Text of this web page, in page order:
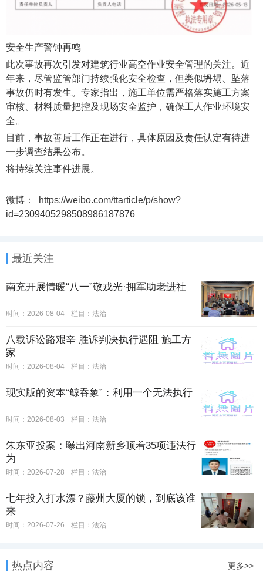
安全生产警钟再鸣
此次事故再次引发对建筑行业高空作业安全管理的关注。近
年来，尽管监管部门持续强化安全检查，但类似坍塌、坠落
事故仍时有发生。专家指出，施工单位需严格落实施工方案
审核、材料质量把控及现场安全监护，确保工人作业环境安
全。
目前，事故善后工作正在进行，具体原因及责任认定有待进
一步调查结果公布。
将持续关注事件进展。
微博： https://weibo.com/ttarticle/p/show?
id=2309405298508986187876
最近关注
南充开展情暖“八一”敬戎光·拥军助老进社
时间：2026-08-04 栏目： 法治
八载诉讼路艰辛 胜诉判决执行遇阻 施工方
家
时间：2026-08-04 栏目： 法治
现实版的资本“鲸吞象”：利用一个无法执行
时间：2026-08-03 栏目： 法治
朱东亚投案：曝出河南新乡顶着35项违法行
为
时间：2026-07-28 栏目： 法治
七年投入打水漂？藤州大厦的锁，到底该谁
来
时间：2026-07-26 栏目： 法治
热点内容 更多>>